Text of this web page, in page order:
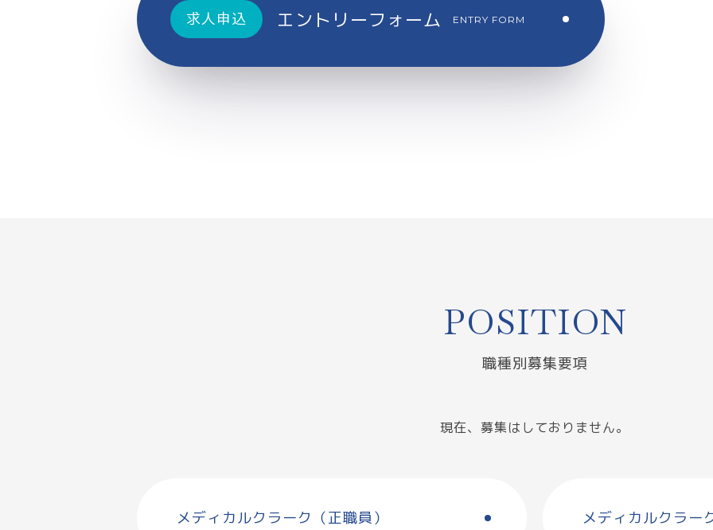
求人申込 エントリーフォーム ENTRY FORM
POSITION
職種別募集要項
現在、募集はしておりません。
メディカルクラーク（正職員） メディカルクラー